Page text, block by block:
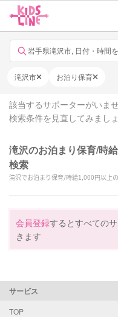
岩手県滝沢市, 日付・時間
滝沢市 お泊り保育
該当するサポーターがいませ
検索条件を見直してみましょ
滝沢のお泊まり保育/時
検索
滝沢でお泊まり保育/時給1,000円以上
会員登録するとすべての
きます
サービス
TOP